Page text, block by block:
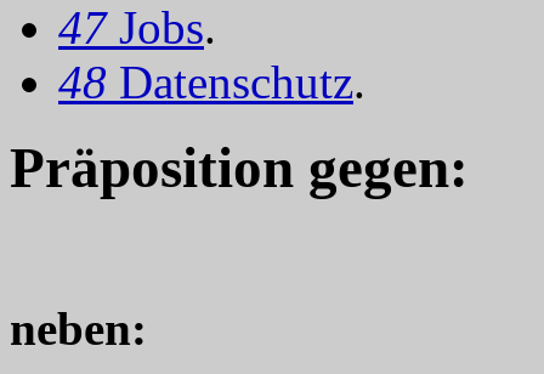
47 Jobs.
48 Datenschutz.
Präposition gegen:
neben: